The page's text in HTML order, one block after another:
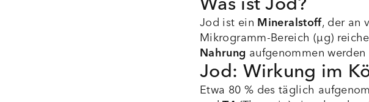
Jod ist ein Mineralstoff, der an
Mikrogramm-Bereich (µg)
Nahrung aufgenommen
Jod: Wirkung im
Etwa 80 % des täglich